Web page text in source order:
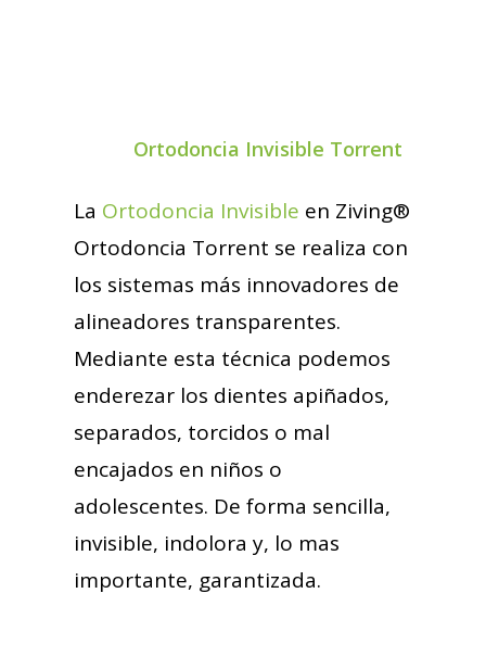
Ortodoncia Invisible Torrent
La Ortodoncia Invisible en Ziving®
Ortodoncia Torrent se realiza con
los sistemas más innovadores de
alineadores transparentes.
Mediante esta técnica podemos
enderezar los dientes apiñados,
separados, torcidos o mal
encajados en niños o
adolescentes. De forma sencilla,
invisible, indolora y, lo mas
importante, garantizada.